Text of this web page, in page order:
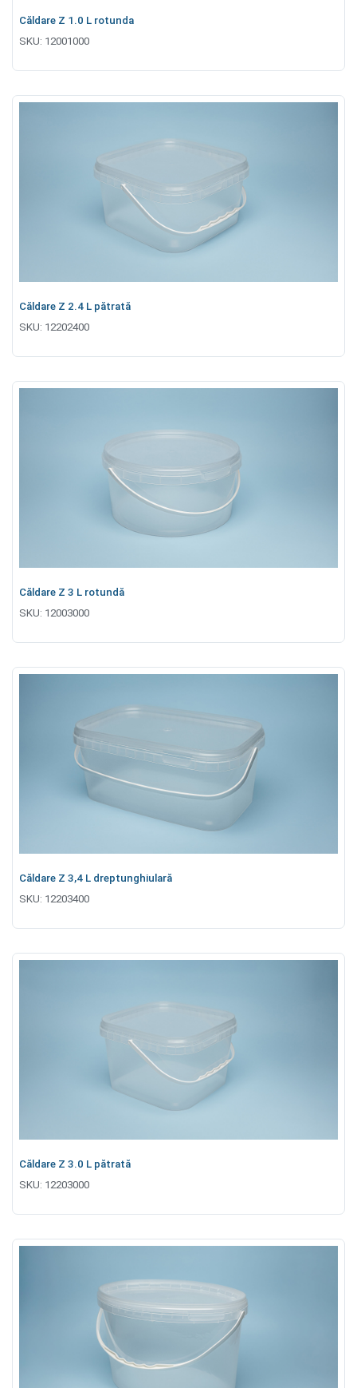
Căldare Z 1.0 L rotunda
SKU: 12001000
Căldare Z 2.4 L pătrată
SKU: 12202400
Căldare Z 3 L rotundă
SKU: 12003000
Căldare Z 3,4 L dreptunghiulară
SKU: 12203400
Căldare Z 3.0 L pătrată
SKU: 12203000